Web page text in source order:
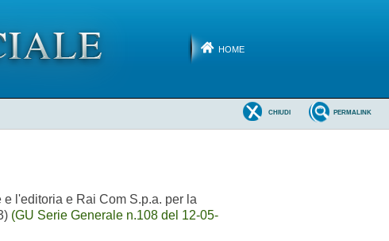
HOME
PERMALINK
CHIUDI
l'editoria e Rai Com S.p.a. per la
(GU Serie Generale n.108 del 12-05-